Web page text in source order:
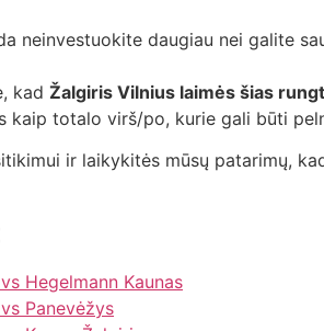
neinvestuokite daugiau nei galite
kad Žalgiris Vilnius laimės šias
kaip totalo virš/po, kurie gali būti
ir laikykitės mūsų patarimų,
Hegelmann Kaunas
Panevėžys